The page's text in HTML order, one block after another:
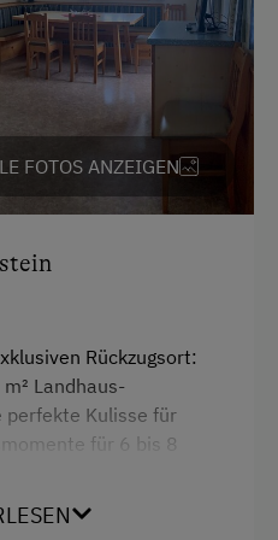
Wintervergnügen.
FOTOS ANZEIGEN
Rückzugsort:
Landhaus-
Kulisse für
für 6 bis 8
in drei